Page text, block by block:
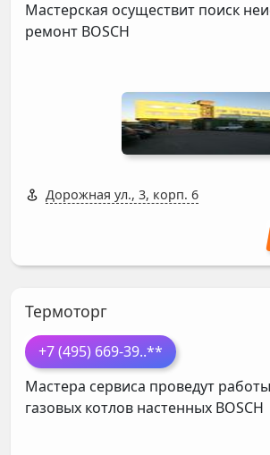
Мастерская осуществит поиск
ремонт BOSCH
Дорожная ул., 3, корп. 6
Термоторг
+7 (495) 669-39..**
Мастера сервиса проведут
газовых котлов настенных BOSCH